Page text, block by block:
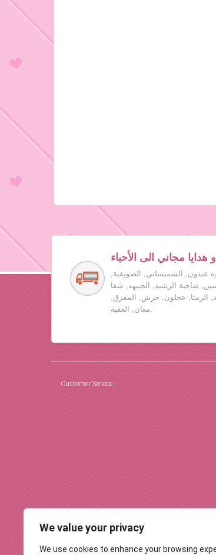
We value your privacy
We use cookies to enhance your browsing
مجاني الى الأحباء
عبدون, الشميساني, الصويفية,
ضاحية الرشيد, الجبيهه, شفا
الرمثا, عجلون, جرش, المفرق,
معان, العقبة.
Customer Service